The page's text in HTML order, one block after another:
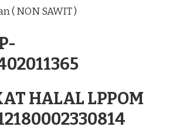
( NON SAWIT )
HALAL LPPOM